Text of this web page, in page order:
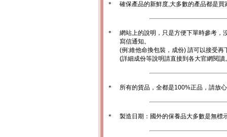
＊ 確保產品的新鮮度,大多數的產品都是
＊
網站上的說明，只是方便下單時參考，
寫信通知。
(例:維他命換包裝，成份) 請可以接受再
(詳細成份等說明請直接到各大官網閱讀
＊ 所有的貨品，全都是100%正品，請放
＊ 製造日期：國外的保養品大多數是無標